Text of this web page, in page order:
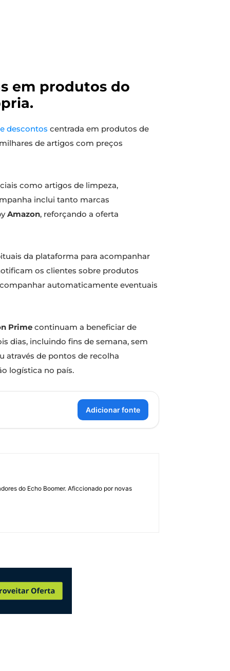
em produtos do
descontos centrada em produtos de
de artigos com preços
como artigos de limpeza,
inclui tanto marcas
Amazon, reforçando a oferta
da plataforma para acompanhar
os clientes sobre produtos
automaticamente eventuais
Prime continuam a beneficiar de
dias, incluindo fins de semana, sem
através de pontos de recolha
logística no país.
Adicionar fonte
do Echo Boomer. Aficcionado por novas